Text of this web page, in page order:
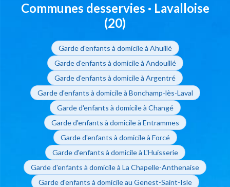
Communes desservies · Lavalloise
(20)
Garde d'enfants à domicile à Ahuillé
Garde d'enfants à domicile à Andouillé
Garde d'enfants à domicile à Argentré
Garde d'enfants à domicile à Bonchamp-lès-Laval
Garde d'enfants à domicile à Changé
Garde d'enfants à domicile à Entrammes
Garde d'enfants à domicile à Forcé
Garde d'enfants à domicile à L'Huisserie
Garde d'enfants à domicile à La Chapelle-Anthenaise
Garde d'enfants à domicile au Genest-Saint-Isle